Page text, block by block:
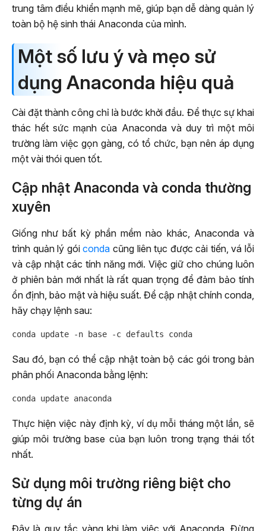
trung tâm điều khiển mạnh mẽ, giúp bạn dễ dàng quản lý
toàn bộ hệ sinh thái Anaconda của mình.
Một số lưu ý và mẹo sử
dụng Anaconda hiệu quả
Cài đặt thành công chỉ là bước khởi đầu. Để thực sự khai
thác hết sức mạnh của Anaconda và duy trì một môi
trường làm việc gọn gàng, có tổ chức, bạn nên áp dụng
một vài thói quen tốt.
Cập nhật Anaconda và conda thường
xuyên
Giống như bất kỳ phần mềm nào khác, Anaconda và
trình quản lý góiconda cũng liên tục được cải tiến, vá lỗi
và cập nhật các tính năng mới. Việc giữ cho chúng luôn
ở phiên bản mới nhất là rất quan trọng để đảm bảo tính
ổn định, bảo mật và hiệu suất. Để cập nhật chính conda,
hãy chạy lệnh sau:
Sau đó, bạn có thể cập nhật toàn bộ các gói trong bản
phân phối Anaconda bằng lệnh:
Thực hiện việc này định kỳ, ví dụ mỗi tháng một lần, sẽ
giúp môi trường base của bạn luôn trong trạng thái tốt
nhất.
Sử dụng môi trường riêng biệt cho
từng dự án